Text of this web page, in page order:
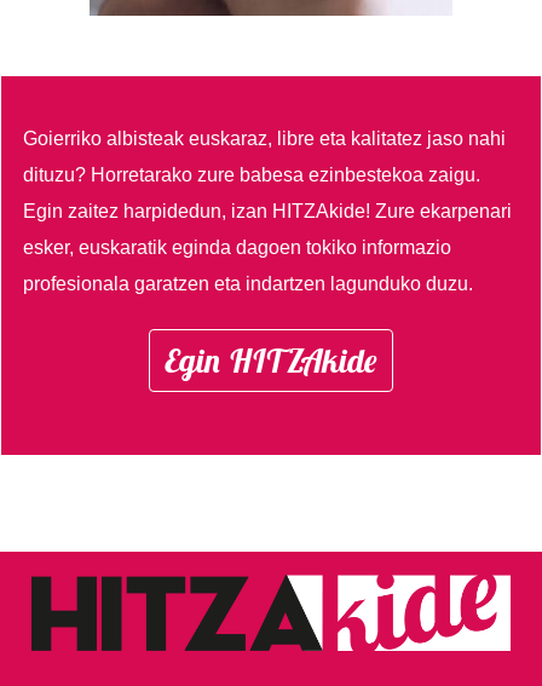
Goierriko albisteak euskaraz, libre eta kalitatez jaso nahi
dituzu? Horretarako zure babesa ezinbestekoa zaigu.
Egin zaitez harpidedun, izan HITZAkide!Zure ekarpenari
esker, euskaratik eginda dagoen tokiko informazio
profesionala garatzen eta indartzen lagunduko duzu.
Egin HITZAkide